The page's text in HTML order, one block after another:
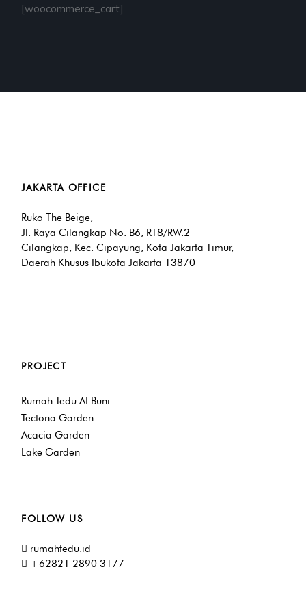
[woocommerce_cart]
JAKARTA OFFICE
Ruko The Beige,
Jl. Raya Cilangkap No. B6, RT8/RW.2
Cilangkap, Kec. Cipayung, Kota Jakarta Timur,
Daerah Khusus Ibukota Jakarta 13870
PROJECT
Rumah Tedu At Buni
Tectona Garden
Acacia Garden
Lake Garden
FOLLOW US
rumahtedu.id
+62821 2890 3177